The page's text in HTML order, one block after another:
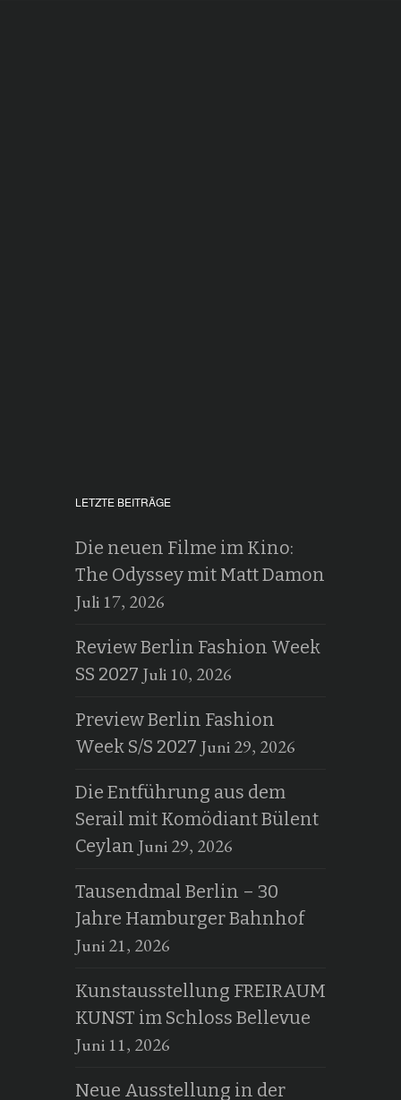
LETZTE BEITRÄGE
Die neuen Filme im Kino:
The Odyssey mit Matt Damon
Juli 17, 2026
Review Berlin Fashion Week
SS 2027 Juli 10, 2026
Preview Berlin Fashion
Week S/S 2027 Juni 29, 2026
Die Entführung aus dem
Serail mit Komödiant Bülent
Ceylan Juni 29, 2026
Tausendmal Berlin – 30
Jahre Hamburger Bahnhof
Juni 21, 2026
Kunstausstellung FREIRAUM
KUNST im Schloss Bellevue
Juni 11, 2026
Neue Ausstellung in der